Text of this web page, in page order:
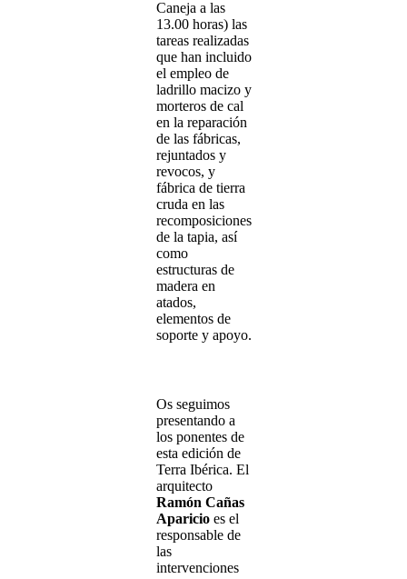
Caneja a las
13.00 horas) las
tareas realizadas
que han incluido
el empleo de
ladrillo macizo y
morteros de cal
en la reparación
de las fábricas,
rejuntados y
revocos, y
fábrica de tierra
cruda en las
recomposiciones
de la tapia, así
como
estructuras de
madera en
atados,
elementos de
soporte y apoyo.
Os seguimos
presentando a
los ponentes de
esta edición de
Terra Ibérica. El
arquitecto
Ramón Cañas
Aparicioes el
responsable de
las
intervenciones